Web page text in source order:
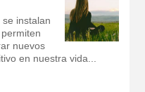
instalan
nuevos
en nuestra vida...